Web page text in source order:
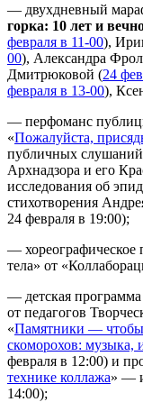
— двухдневный
горка: 10 лет и
февраля в 11-00),
00), Александра
Дмитрюковой (24
февраля в 13-00),
— перфоманс
«Пожалуйста,
публичных
Архнадзора и его
исследования об
стихотворения
24 февраля в 19:00);
— хореографическое
тела» от
— детская программа
от педагогов
«Памятники —
скоморохов: музыка,
февраля в 12:00) и
технике коллажа» —
14:00);